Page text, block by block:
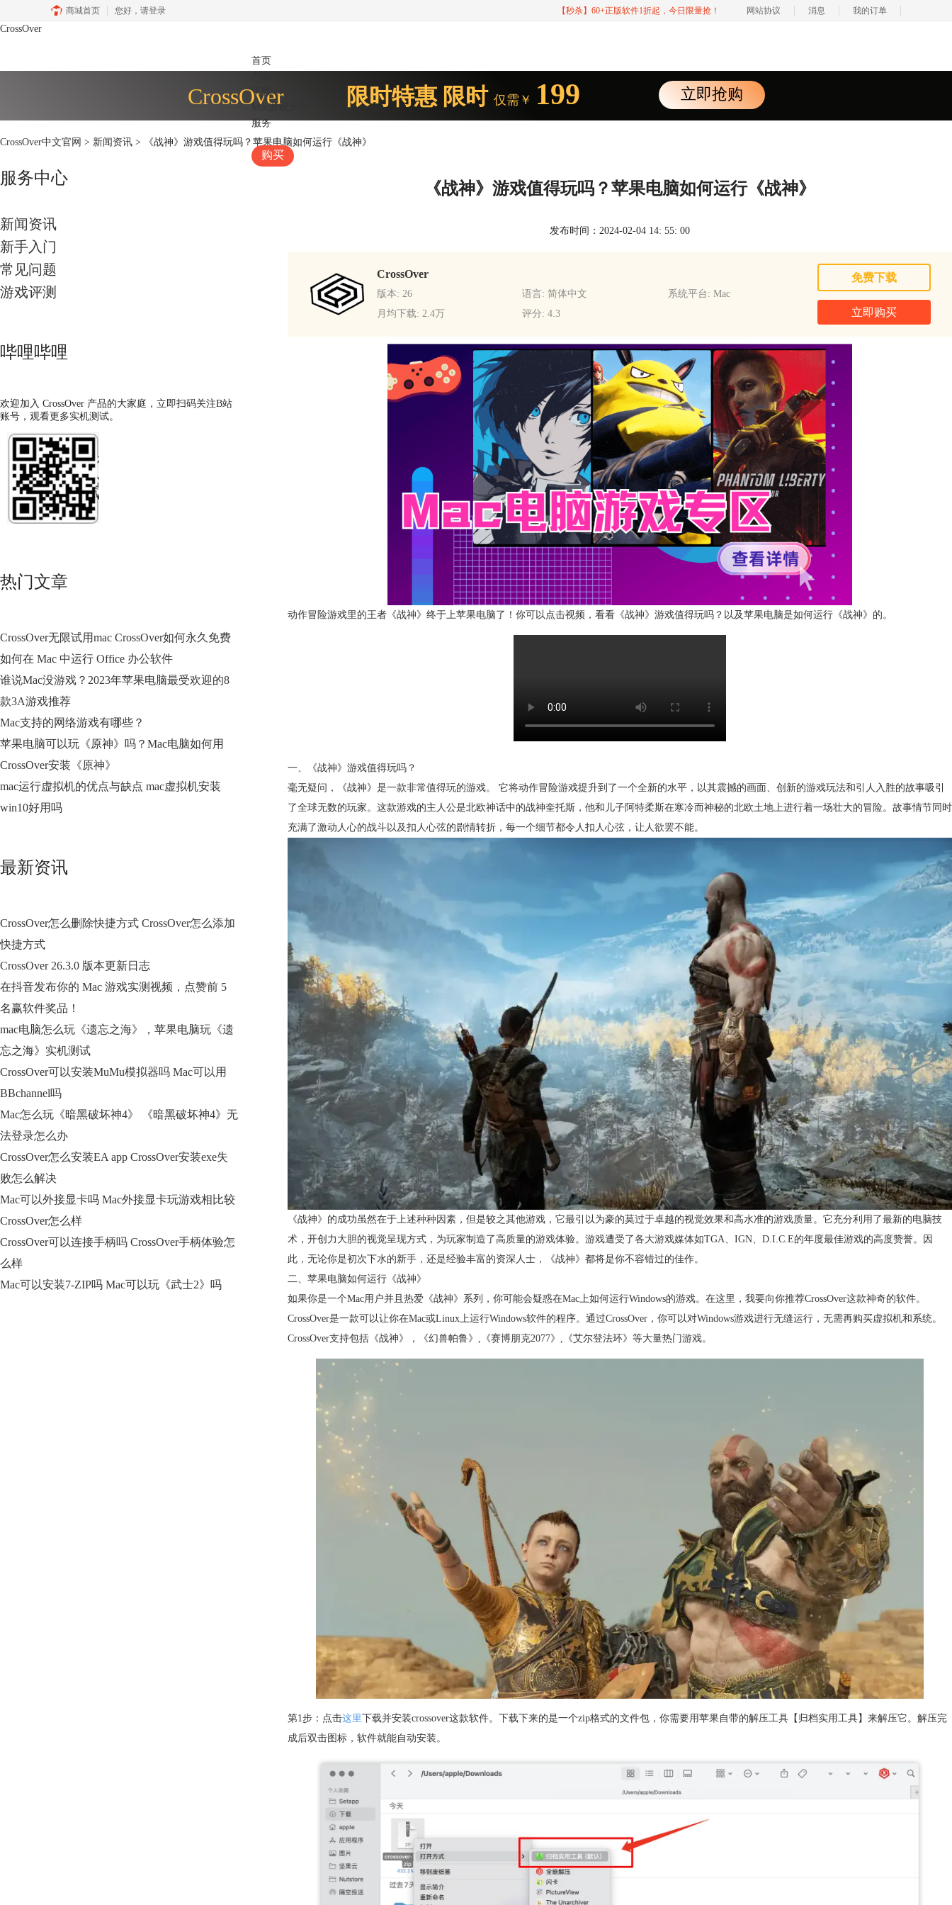
商城首页 您好， 请登录 【秒杀】60+正版软件1折起，今日限量抢！ 网站协议 消息 我的订单
CrossOver
首页
下载
Mac游戏大全
服务
购买
CrossOver 限时特惠 限时 仅需￥ 199 立即抢购
CrossOver中文官网 > 新闻资讯 > 《战神》游戏值得玩吗？苹果电脑如何运行《战神》
服务中心
新闻资讯
新手入门
常见问题
游戏评测
哔哩哔哩
欢迎加入 CrossOver 产品的大家庭，立即扫码关注B站
账号，观看更多实机测试。
热门文章
CrossOver无限试用mac CrossOver如何永久免费
如何在 Mac 中运行 Office 办公软件
谁说Mac没游戏？2023年苹果电脑最受欢迎的8
款3A游戏推荐
Mac支持的网络游戏有哪些？
苹果电脑可以玩《原神》吗？Mac电脑如何用
CrossOver安装《原神》
mac运行虚拟机的优点与缺点 mac虚拟机安装
win10好用吗
最新资讯
CrossOver怎么删除快捷方式 CrossOver怎么添加
快捷方式
CrossOver 26.3.0 版本更新日志
在抖音发布你的 Mac 游戏实测视频，点赞前 5
名赢软件奖品！
mac电脑怎么玩《遗忘之海》，苹果电脑玩《遗
忘之海》实机测试
CrossOver可以安装MuMu模拟器吗 Mac可以用
BBchannel吗
Mac怎么玩《暗黑破坏神4》 《暗黑破坏神4》无
法登录怎么办
CrossOver怎么安装EA app CrossOver安装exe失
败怎么解决
Mac可以外接显卡吗 Mac外接显卡玩游戏相比较
CrossOver怎么样
CrossOver可以连接手柄吗 CrossOver手柄体验怎
么样
Mac可以安装7-ZIP吗 Mac可以玩《武士2》吗
《战神》游戏值得玩吗？苹果电脑如何运行《战神》
发布时间：2024-02-04 14: 55: 00
CrossOver
版本: 26 语言: 简体中文
系统平台: Mac
月均下载: 2.4万
评分: 4.3
免费下载
立即购买
动作冒险游戏里的王者《战神》终于上苹果电脑了！你可以点击视频，看看《战神》游戏值得玩吗？以及苹果电脑是如何运行《战神》的。
一、《战神》游戏值得玩吗？
毫无疑问，《战神》是一款非常值得玩的游戏。 它将动作冒险游戏提升到了一个全新的水平，以其震撼的画面、创新的游戏玩法和引人入胜的故事吸引
了全球无数的玩家。这款游戏的主人公是北欧神话中的战神奎托斯，他和儿子阿特柔斯在寒冷而神秘的北欧土地上进行着一场壮大的冒险。故事情节同时
充满了激动人心的战斗以及扣人心弦的剧情转折，每一个细节都令人扣人心弦，让人欲罢不能。
《战神》的成功虽然在于上述种种因素，但是较之其他游戏，它最引以为豪的莫过于卓越的视觉效果和高水准的游戏质量。它充分利用了最新的电脑技
术，开创力大胆的视觉呈现方式，为玩家制造了高质量的游戏体验。游戏遭受了各大游戏媒体如TGA、IGN、D.I.C.E的年度最佳游戏的高度赞誉。因
此，无论你是初次下水的新手，还是经验丰富的资深人士，《战神》都将是你不容错过的佳作。
二、苹果电脑如何运行《战神》
如果你是一个Mac用户并且热爱 《战神》
系列，你可能会疑惑在Mac上如何运行Windows的游戏。在这里，我要向你推荐CrossOver这款神奇的软件。
CrossOver是一款可以让你在Mac或Linux上运行Windows软件的程序。通过CrossOver，你可以对Windows游戏进行无缝运行，无需再购买虚拟机和系统。
CrossOver支持包括 《战神》 ，《幻兽帕鲁》,《赛博朋克2077》,《艾尔登法环》等大量热门游戏。
第1步：点击这里下载并安装crossover这款软件。下载下来的是一个zip格式的文件包，你需要用苹果自带的解压工具【归档实用工具】来解压它。解压完
成后双击图标，软件就能自动安装。